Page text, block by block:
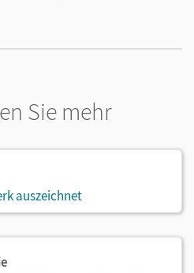
Sie mehr
auszeichnet